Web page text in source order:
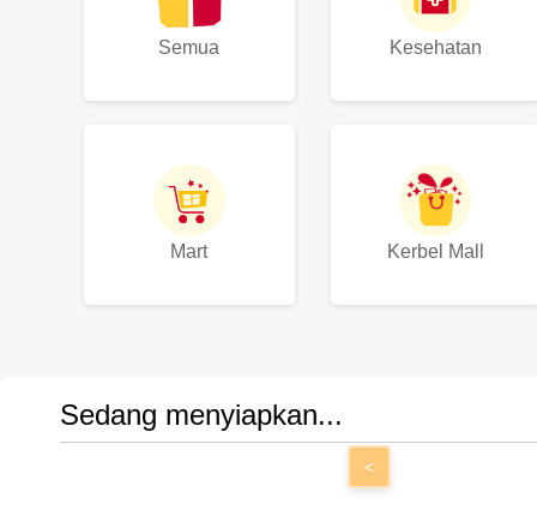
Semua Kesehatan
Mart Kerbel Mall
Sedang menyiapkan...
<